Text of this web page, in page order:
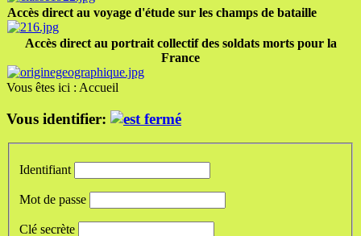
Accès direct au voyage d'étude sur les champs de bataille
Accès direct au portrait collectif des soldats morts pour la
France
Vous êtes ici : Accueil
Vous identifier:
Identifiant
Mot de passe
Clé secrète